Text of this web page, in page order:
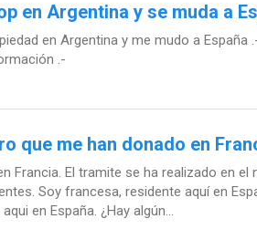
en Argentina y se muda a
en Argentina y me mudo a España
.-
que me han donado en
Francia. El tramite se ha realizado en
Soy francesa, residente aquí en
en España. ¿Hay algún...